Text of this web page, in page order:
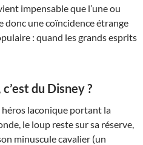
impensable que l’une ou
donc une coïncidence étrange
: quand les grands esprits
du Disney ?
laconique portant la
le loup reste sur sa réserve,
minuscule cavalier (un